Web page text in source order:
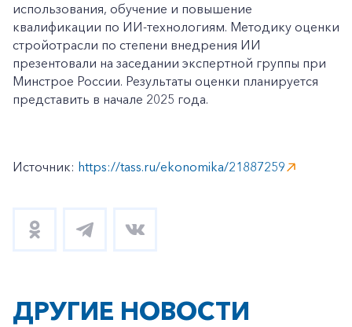
использования, обучение и повышение
квалификации по ИИ-технологиям. Методику оценки
стройотрасли по степени внедрения ИИ
презентовали на заседании экспертной группы при
Минстрое России. Результаты оценки планируется
представить в начале 2025 года.
Источник: https://tass.ru/ekonomika/21887259
ДРУГИЕ НОВОСТИ